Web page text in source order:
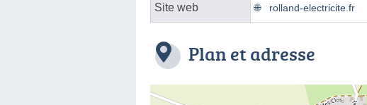
Site web rolland-electricite.fr
Plan et adresse